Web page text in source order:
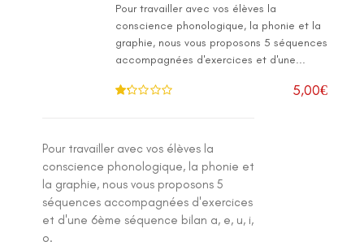
Pour travailler avec vos élèves la
conscience phonologique, la phonie et la
graphie, nous vous proposons 5 séquences
accompagnées d'exercices et d'une...
sur
5
5,00€
Pour travailler avec vos élèves la
conscience phonologique, la phonie et
la graphie, nous vous proposons 5
séquences accompagnées d'exercices
et d'une 6ème séquence bilan a, e, u, i,
o.